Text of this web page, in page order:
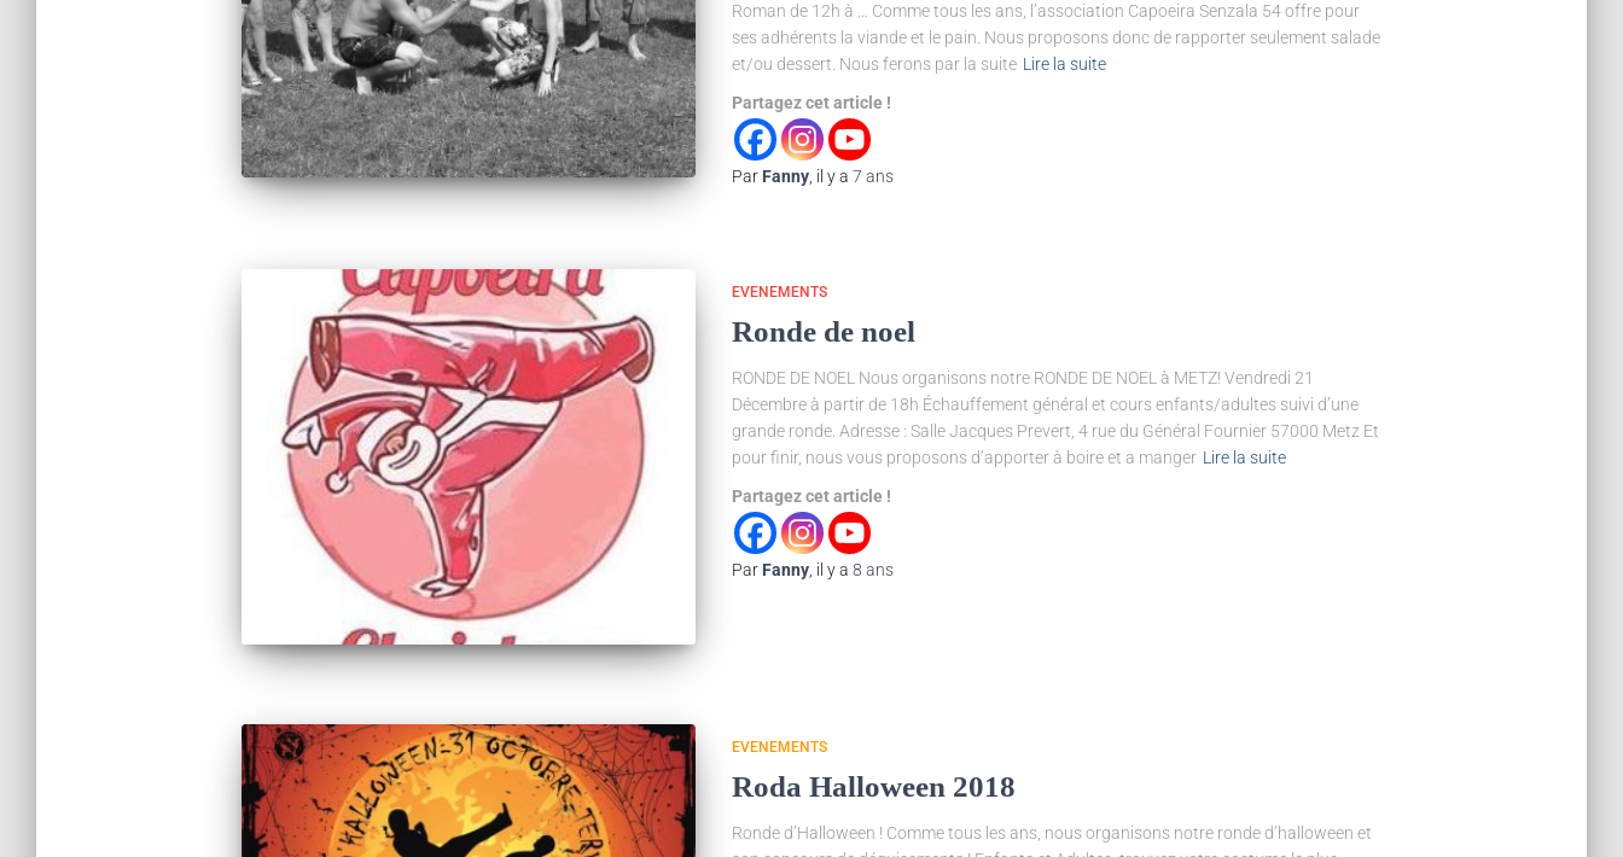
Roman de 12h à … Comme tous les ans, l’association Capoeira Senzala 54 offre pour
ses adhérents la viande et le pain. Nous proposons donc de rapporter seulement salade
et/ou dessert. Nous ferons par la suite Lire la suite
Partagez cet article !
Par Fanny, il y a 7 ans
EVENEMENTS
Ronde de noel
RONDE DE NOEL Nous organisons notre RONDE DE NOEL à METZ! Vendredi 21
Décembre à partir de 18h Échauffement général et cours enfants/adultes suivi d’une
grande ronde. Adresse : Salle Jacques Prevert, 4 rue du Général Fournier 57000 Metz Et
pour finir, nous vous proposons d’apporter à boire et a manger Lire la suite
Partagez cet article !
Par Fanny, il y a 8 ans
EVENEMENTS
Roda Halloween 2018
Ronde d’Halloween ! Comme tous les ans, nous organisons notre ronde d’halloween et